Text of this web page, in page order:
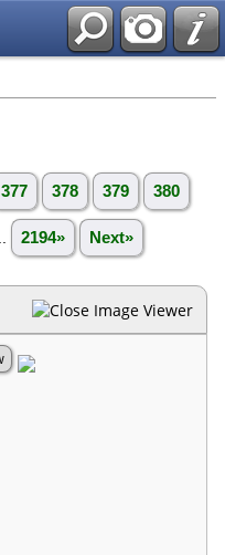
377 378 379 380
2194» Next»